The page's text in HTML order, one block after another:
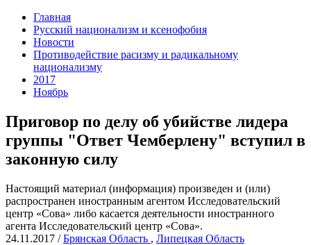
Главная
Русский национализм и ксенофобия
Новости
Противодействие расизму и радикальному
национализму
2017
Ноябрь
Приговор по делу об убийстве лидера
группы "Ответ Чемберлену" вступил в
законную силу
Настоящий материал (информация) произведен и (или)
распространен иностранным агентом Исследовательский
центр «Сова» либо касается деятельности иностранного
агента Исследовательский центр «Сова».
24.11.2017 /Брянская Область , Липецкая Область